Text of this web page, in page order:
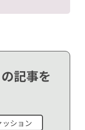
記事を
ッション